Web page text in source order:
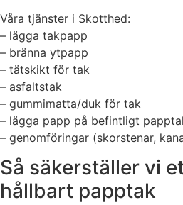
Våra tjänster i Skotthed:
– lägga takpapp
– bränna ytpapp
– tätskikt för tak
– asfaltstak
– gummimatta/duk för tak
– lägga papp på befintligt
– genomföringar (skorstenar,
Så säkerställer vi
hållbart papptak